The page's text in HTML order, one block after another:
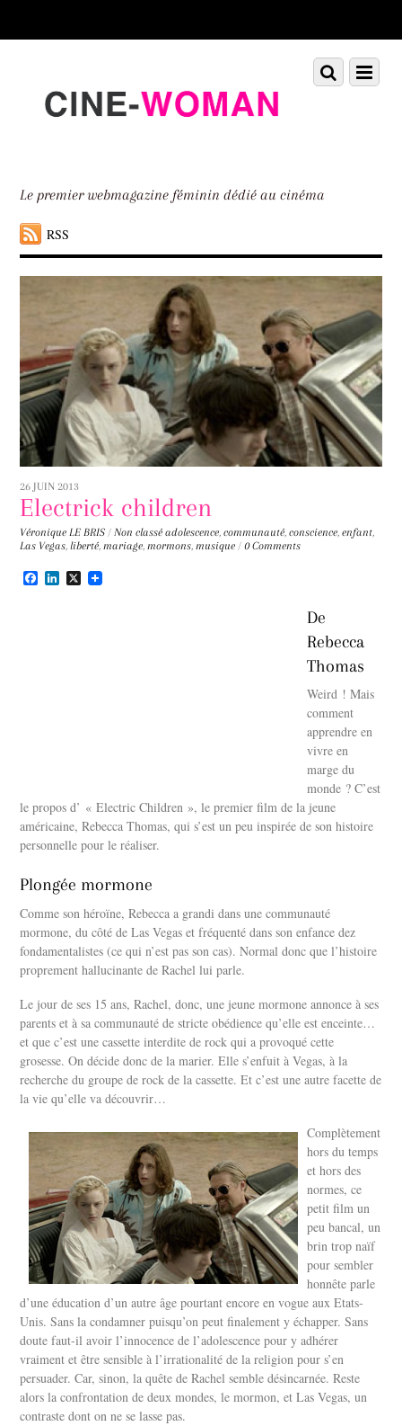
down
Le premier webmagazine féminin dédié au cinéma
RSS
Menu
Scroll
down
26 JUIN 2013
Electrick children
Véronique LE BRIS / Non classé adolescence,communauté,conscience,enfant,
Las Vegas,liberté, mariage, mormons, musique / 0 Comments
F L X
De
Rebecca
Thomas
Weird ! Mais
comment
apprendre en
vivre en
marge du
monde ? C’est
le propos d’ « Electric Children », le premier film de la jeune
américaine, Rebecca Thomas, qui s’est un peu inspirée de son histoire
personnelle pour le réaliser.
Plongée mormone
Comme son héroïne, Rebecca a grandi dans une communauté
mormone, du côté de Las Vegas et fréquenté dans son enfance dez
fondamentalistes (ce qui n’est pas son cas). Normal donc que l’histoire
proprement hallucinante de Rachel lui parle.
Le jour de ses 15 ans, Rachel, donc, une jeune mormone annonce à ses
parents et à sa communauté de stricte obédience qu’elle est enceinte…
et que c’est une cassette interdite de rock qui a provoqué cette
grosesse. On décide donc de la marier. Elle s’enfuit à Vegas, à la
recherche du groupe de rock de la cassette. Et c’est une autre facette de
la vie qu’elle va découvrir…
Complètement
hors du temps
et hors des
normes, ce
petit film un
peu bancal, un
brin trop naïf
pour sembler
honnête parle
d’une éducation d’un autre âge pourtant encore en vogue aux Etats-
Unis. Sans la condamner puisqu’on peut finalement y échapper. Sans
doute faut-il avoir l’innocence de l’adolescence pour y adhérer
vraiment et être sensible à l’irrationalité de la religion pour s’en
persuader. Car, sinon, la quête de Rachel semble désincarnée. Reste
alors la confrontation de deux mondes, le mormon, et Las Vegas, un
contraste dont on ne se lasse pas.